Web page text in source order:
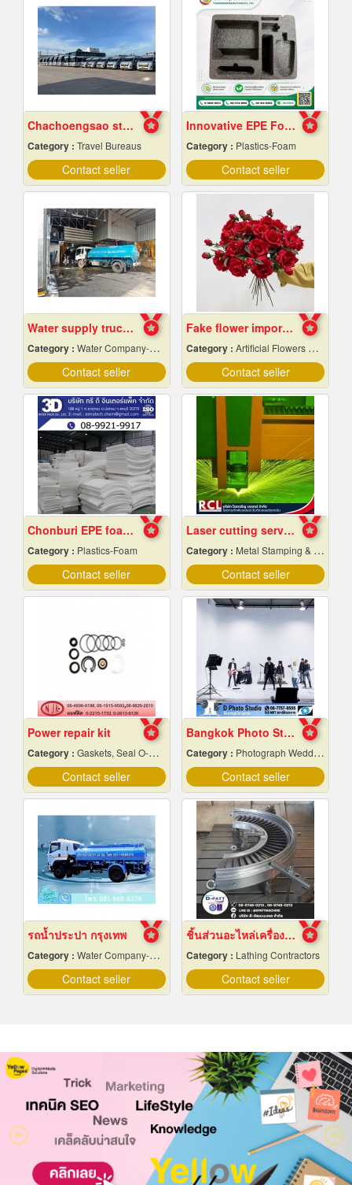
Chachoengsao staff shuttle service
Category : Travel Bureaus
Contact seller
Innovative EPE Foam packaging
Category : Plastics-Foam
Contact seller
Water supply trucks near me
Category : Water Company-Bulk
Contact seller
Fake flower import factory
Category : Artificial Flowers & Plants
Contact seller
Chonburi EPE foam factory
Category : Plastics-Foam
Contact seller
Laser cutting service according to the design
Category : Metal Stamping & Cutting
Contact seller
Power repair kit
Category : Gaskets, Seal O-Ring and Oil Seals
Contact seller
Bangkok Photo Studio
Category : Photograph Wedding Studio
Contact seller
รถน้ำประปา กรุงเทพ
Category : Water Company-Bulk
Contact seller
ชิ้นส่วนอะไหล่เครื่องจักรกล
Category : Lathing Contractors
Contact seller